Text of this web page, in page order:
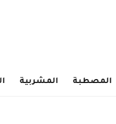
المصطبة المشربية